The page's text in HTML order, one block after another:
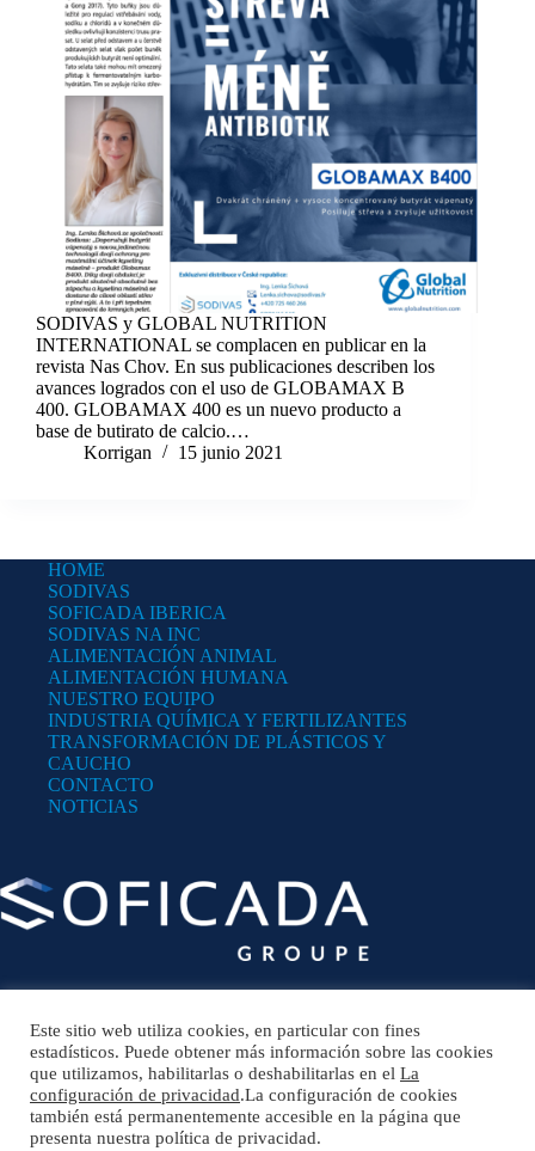
SODIVAS y GLOBAL NUTRITION
INTERNATIONAL se complacen en publicar en la
revista Nas Chov. En sus publicaciones describen los
avances logrados con el uso de GLOBAMAX B
400. GLOBAMAX 400 es un nuevo producto a
base de butirato de calcio.…
Korrigan
15 junio 2021
HOME
SODIVAS
SOFICADA IBERICA
SODIVAS NA INC
ALIMENTACIÓN ANIMAL
ALIMENTACIÓN HUMANA
NUESTRO EQUIPO
INDUSTRIA QUÍMICA Y FERTILIZANTES
TRANSFORMACIÓN DE PLÁSTICOS Y
CAUCHO
CONTACTO
NOTICIAS
HEADQUARTER
15, rue Claude Bernard 35400 SAINT-MALO –
France
Phone:
+33 299 192 570
Opening hours
Este sitio web utiliza cookies, en particular con fines
estadísticos. Puede obtener más información sobre las cookies
que utilizamos, habilitarlas o deshabilitarlas en el La
configuración de privacidad.La configuración de cookies
también está permanentemente accesible en la página que
presenta nuestra política de privacidad.